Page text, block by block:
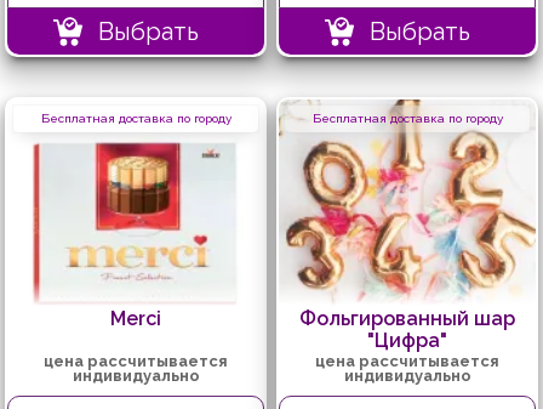
Выбрать Выбрать
Бесплатная доставка по городу
Merci
цена рассчитывается
индивидуально
Бесплатная доставка по городу
Фольгированный шар
"Цифра"
цена рассчитывается
индивидуально